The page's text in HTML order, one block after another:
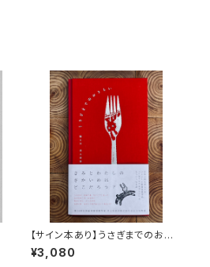
【サイン本あり】うさぎまでのおさ
らい［通常版］
¥3,080